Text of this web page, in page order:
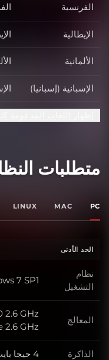
الفرنسية
الإيطالية
الألمانية
الإسبانية (إسبانيا)
متطلبات
PC
MAC
LINUX
الحد الأدنى
نظام
التشغيل
7 SP1
المعالج
2.6 GHz
الذاكرة 4 جيجا بايت